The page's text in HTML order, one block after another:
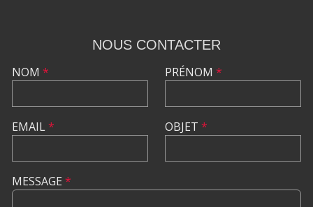
NOUS CONTACTER
NOM *
EMAIL*
PRÉNOM *
OBJET *
MESSAGE *